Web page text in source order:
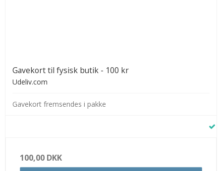
Gavekort til fysisk butik - 100 kr
Udeliv.com
Gavekort fremsendes i pakke
100,00 DKK